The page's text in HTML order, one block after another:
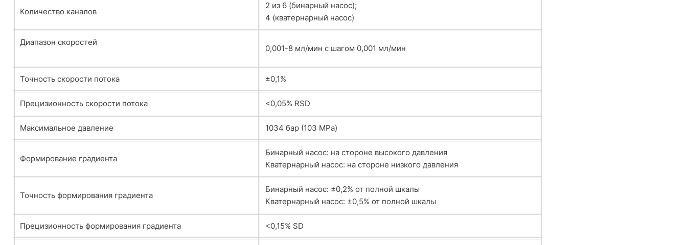
Количество каналов
2 из 6 (бинарный насос);
4 (кватернарный насос)
Диапазон скоростей
0,001-8 мл/мин с шагом 0,001 мл/мин
Точность скорости потока ±0,1%
Прецизионность скорости потока <0,05% RSD
Максимальное давление 1034 бар (103 МРа)
Формирование градиента
Бинарный насос: на стороне высокого давления
Кватернарный насос: на стороне низкого давления
Точность формирования градиента
Бинарный насос: ±0,2% от полной шкалы
Кватернарный насос: ±0,5% от полной шкалы
Прецизионность формирования градиента <0,15% SD